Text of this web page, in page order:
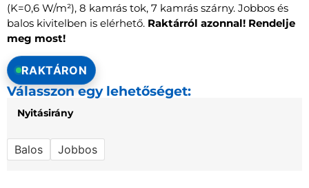
(K=0,6 W/m²), 8 kamrás tok, 7 kamrás szárny. Jobbos és
balos kivitelben is elérhető. Raktárról azonnal! Rendelje
meg most!
RAKTÁRON
Válasszon egy lehetőséget:
Nyitásirány
Balos Jobbos